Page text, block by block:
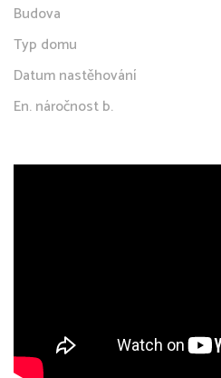
Budova
Typ domu
Datum nastěhování
En. náročnost b.